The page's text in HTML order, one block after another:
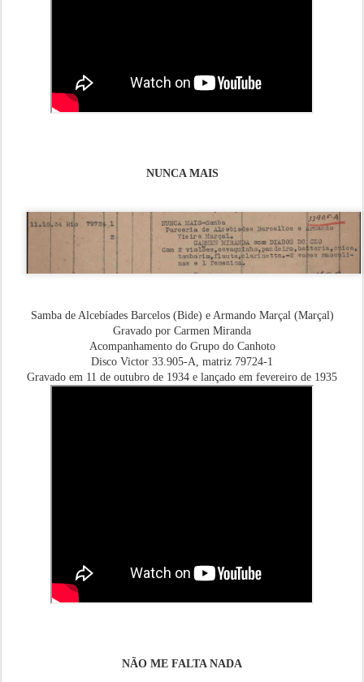
NUNCA MAIS
Samba de Alcebíades Barcelos (Bide) e Armando Marçal (Marçal)
Gravado por Carmen Miranda
Acompanhamento do Grupo do Canhoto
Disco Victor 33.905-A, matriz 79724-1
Gravado em 11 de outubro de 1934 e lançado em fevereiro de 1935
NÃO ME FALTA NADA